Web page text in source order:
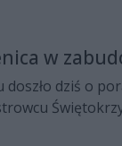
w
dziś o